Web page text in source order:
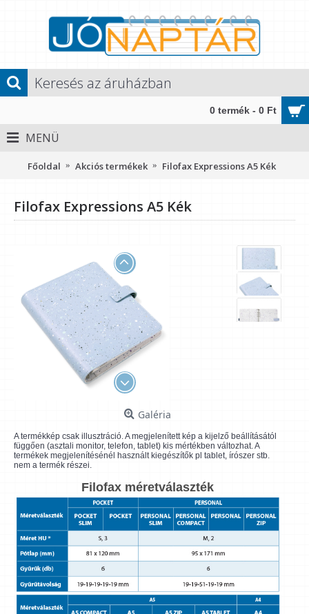
0 termék - 0 Ft
MENÜ
Főoldal Akciós termékek Filofax Expressions A5 Kék
Filofax Expressions A5 Kék
Galéria
A termékkép csak illusztráció. A megjelenített kép a kijelző beállításától
függően (asztali monitor, telefon, tablet) kis mértékben változhat. A
termékek megjelenítésénél használt kiegészítők pl tablet, írószer stb.
nem a termék részei.
Filofax méretválaszték